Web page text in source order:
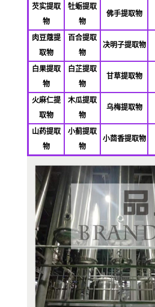
芡实提取
物
牡蛎提取
物
佛手提取物
肉豆蔻提
取物
百合提取
物
决明子提取物
白果提取
物
白芷提取
物
甘草提取物
火麻仁提
取物
木瓜提取
物
乌梅提取物
山药提取
物
小蓟提取
物
小茴香提取物